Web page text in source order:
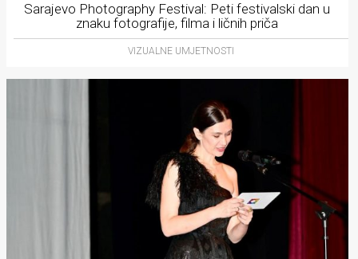
Sarajevo Photography Festival: Peti festivalski dan u
znaku fotografije, filma i ličnih priča
VIZUALNE UMJETNOSTI